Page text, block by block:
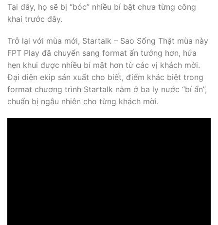
Tại đây, họ sẽ bị “bóc” nhiều bí bật chưa từng công
khai trước đây.
Trở lại với mùa mới, Startalk – Sao Sống Thật mùa này
FPT Play đã chuyển sang format ấn tướng hơn, hứa
hẹn khui được nhiều bí mật hơn từ các vị khách mời.
Đại diện ekip sản xuất cho biết, điểm khác biệt trong
format chương trình Startalk nằm ở ba ly nước “bí ẩn”,
chuẩn bị ngẫu nhiên cho từng khách mời.